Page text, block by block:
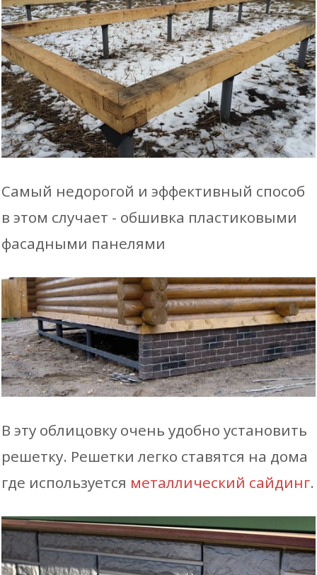
Самый недорогой и эффективный способ
в этом случает - обшивка пластиковыми
фасадными панелями
В эту облицовку очень удобно установить
решетку. Решетки легко ставятся на дома
где используется металлический сайдинг.